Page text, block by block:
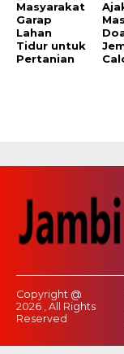
Masyarakat
Garap
Lahan
Tidur untuk
Pertanian
Copyright @
2026 , All Rights
Reserved